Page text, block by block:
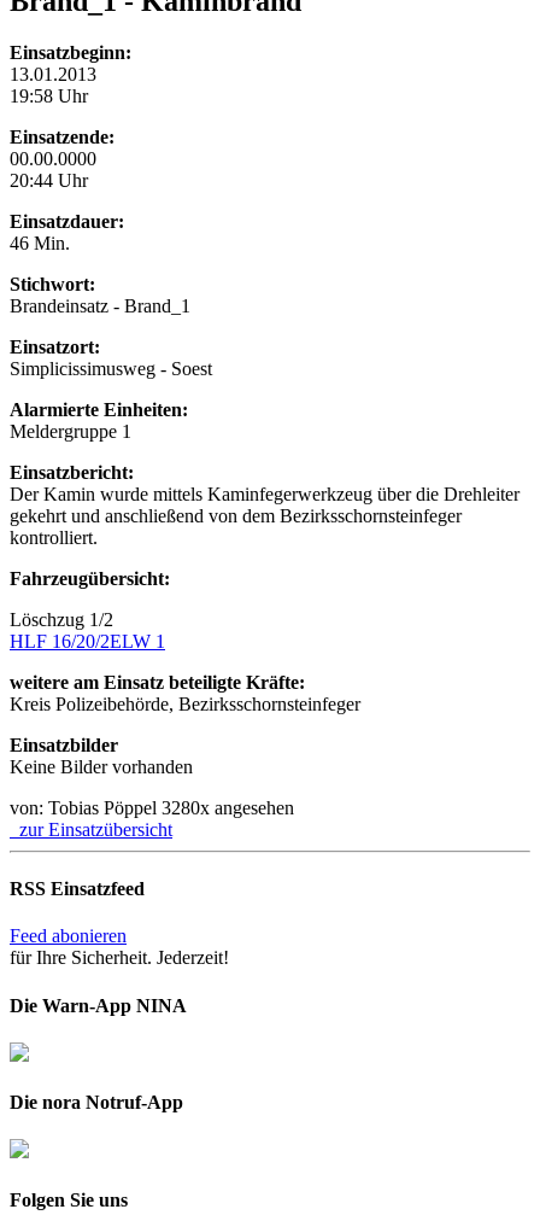
Einsatzbeginn:
13.01.2013
19:58 Uhr
Einsatzende:
00.00.0000
20:44 Uhr
Einsatzdauer:
46 Min.
Stichwort:
Brandeinsatz - Brand_1
Einsatzort:
Simplicissimusweg - Soest
Alarmierte Einheiten:
Meldergruppe 1
Einsatzbericht:
Der Kamin wurde mittels Kaminfegerwerkzeug über die Drehleiter
gekehrt und anschließend von dem Bezirksschornsteinfeger
kontrolliert.
Fahrzeugübersicht:
Löschzug 1/2
HLF 16/20/2ELW 1
weitere am Einsatz beteiligte Kräfte:
Kreis Polizeibehörde, Bezirksschornsteinfeger
Einsatzbilder
Keine Bilder vorhanden
von: Tobias Pöppel 3280x angesehen
zur Einsatzübersicht
RSS Einsatzfeed
Feed abonieren
für Ihre Sicherheit. Jederzeit!
Die Warn-App NINA
Die nora Notruf-App
Folgen Sie uns